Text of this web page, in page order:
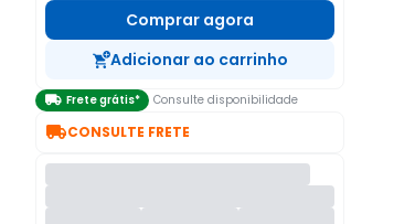
Comprar agora
Adicionar ao carrinho
 Frete grátis* Consulte disponibilidade
CONSULTE FRETE